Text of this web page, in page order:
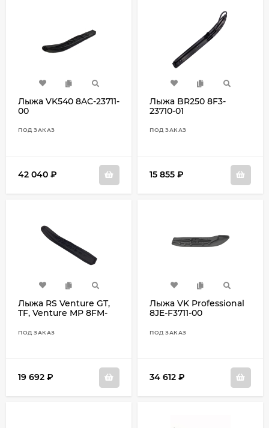
Лыжа VK540 8AC-23711-
00
ПОД ЗАКАЗ
42 040 ₽
Лыжа BR250 8F3-
23710-01
ПОД ЗАКАЗ
15 855 ₽
Лыжа RS Venture GT,
TF, Venture MP 8FM-
ПОД ЗАКАЗ
19 692 ₽
Лыжа VK Professional
8JE-F3711-00
ПОД ЗАКАЗ
34 612 ₽